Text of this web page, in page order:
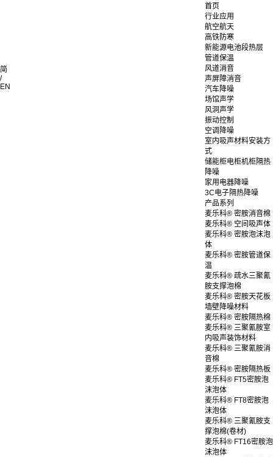
简
/
EN
首页
行业应用
航空航天
高铁防寒
新能源电池段热层
管道保温
风道消音
声屏障消音
汽车降噪
场馆声学
风洞声学
振动控制
空调降噪
室内吸声材料安装方
式
储能柜电柜机柜隔热
降噪
家用电器降噪
3C电子隔热降噪
产品系列
麦乐科® 密胺消音棉
麦乐科® 空间吸声体
麦乐科® 密胺泡沫泡
体
麦乐科® 密胺管道保
温
麦乐科® 疏水三聚氰
胺支撑泡棉
麦乐科® 密胺天花板
墙壁降噪材料
麦乐科® 密胺隔热棉
麦乐科® 三聚氰胺室
内吸声装饰材料
麦乐科® 三聚氰胺消
音棉
麦乐科® 密胺隔热板
麦乐科® FT5密胺泡
沫泡体
麦乐科® FT8密胺泡
沫泡体
麦乐科® 三聚氰胺支
撑泡棉(卷材)
麦乐科® FT16密胺泡
沫泡体